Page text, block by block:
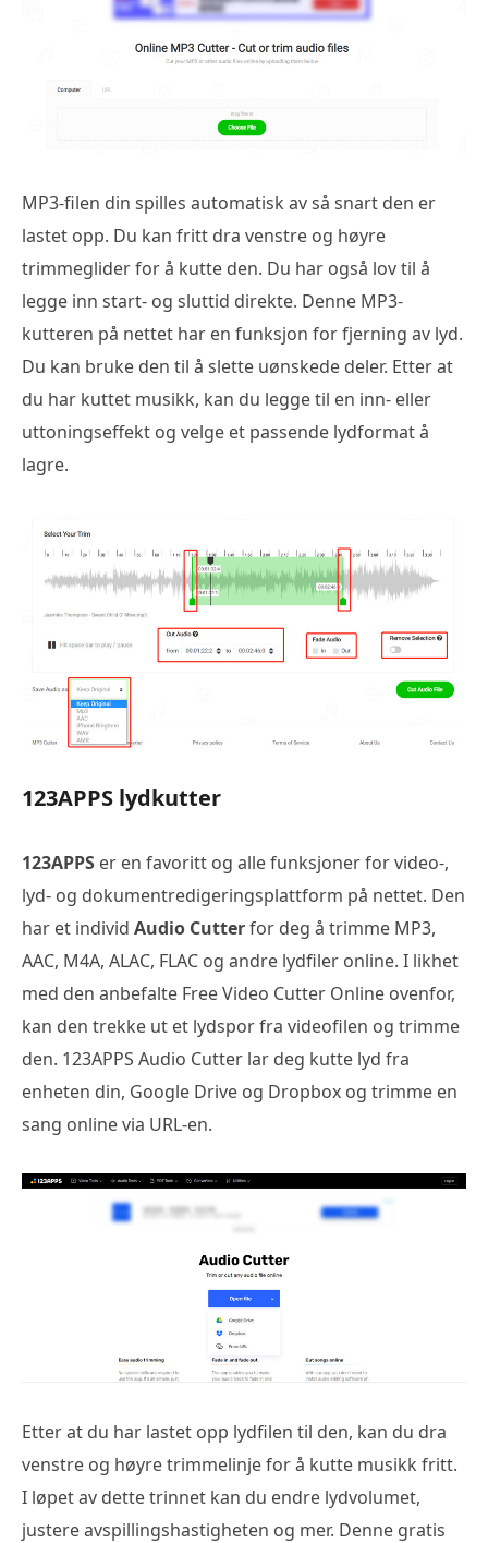
MP3-filen din spilles automatisk av så snart den er
lastet opp. Du kan fritt dra venstre og høyre
trimmeglider for å kutte den. Du har også lov til å
legge inn start- og sluttid direkte. Denne MP3-
kutteren på nettet har en funksjon for fjerning av lyd.
Du kan bruke den til å slette uønskede deler. Etter at
du har kuttet musikk, kan du legge til en inn- eller
uttoningseffekt og velge et passende lydformat å
lagre.
123APPS lydkutter
123APPS er en favoritt og alle funksjoner for video-,
lyd- og dokumentredigeringsplattform på nettet. Den
har et individ Audio Cutterfor deg å trimme MP3,
AAC, M4A, ALAC, FLAC og andre lydfiler online. I likhet
med den anbefalte Free Video Cutter Online ovenfor,
kan den trekke ut et lydspor fra videofilen og trimme
den. 123APPS Audio Cutter lar deg kutte lyd fra
enheten din, Google Drive og Dropbox og trimme en
sang online via URL-en.
Etter at du har lastet opp lydfilen til den, kan du dra
venstre og høyre trimmelinje for å kutte musikk fritt.
I løpet av dette trinnet kan du endre lydvolumet,
justere avspillingshastigheten og mer. Denne gratis